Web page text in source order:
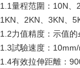
1.1量程范圍：10N、
1KN、2KN、3KN、
1.2力值精度：示值的
1.3試驗速度：
1.4有效拉伸距離：